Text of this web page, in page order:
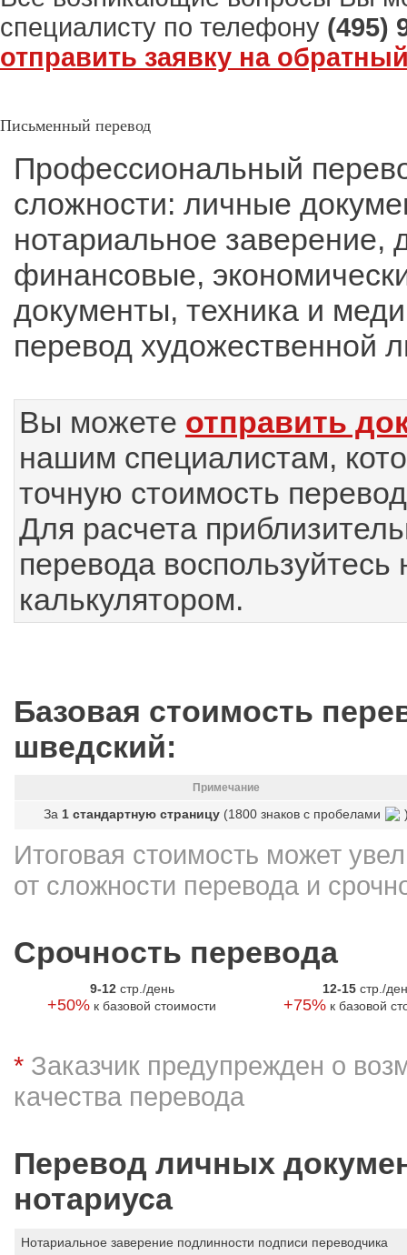
специалисту по телефону (495)
отправить заявку на
Письменный перевод
Профессиональный
сложности: личные
нотариальное заверение,
финансовые,
документы, техника и
перевод художественной
Вы можете отправить
нашим специалистам,
точную стоимость
Для расчета
перевода
калькулятором.
Базовая стоимость
шведский:
Примечание
За 1 стандартную страницу (1800 знаков с пробелами
Итоговая стоимость может
от сложности перевода и
Срочность перевода
9-12стр./день
+50% к базовой стоимости
12-15стр./
+75% к базовой
* Заказчик предупрежден о
качества перевода
Перевод личных
нотариуса
Нотариальное заверение подлинности подписи переводчика